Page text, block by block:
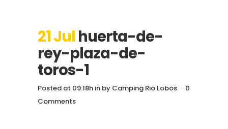
21 Jul huerta-de-
rey-plaza-de-
toros-1
Posted at 09:18h in by Camping Rio Lobos
0
Comments